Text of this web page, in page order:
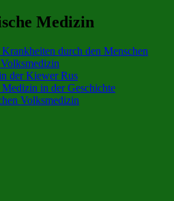
Medizin
durch den Menschen
der Kiewer Rus
in der Geschichte
Volksmedizin